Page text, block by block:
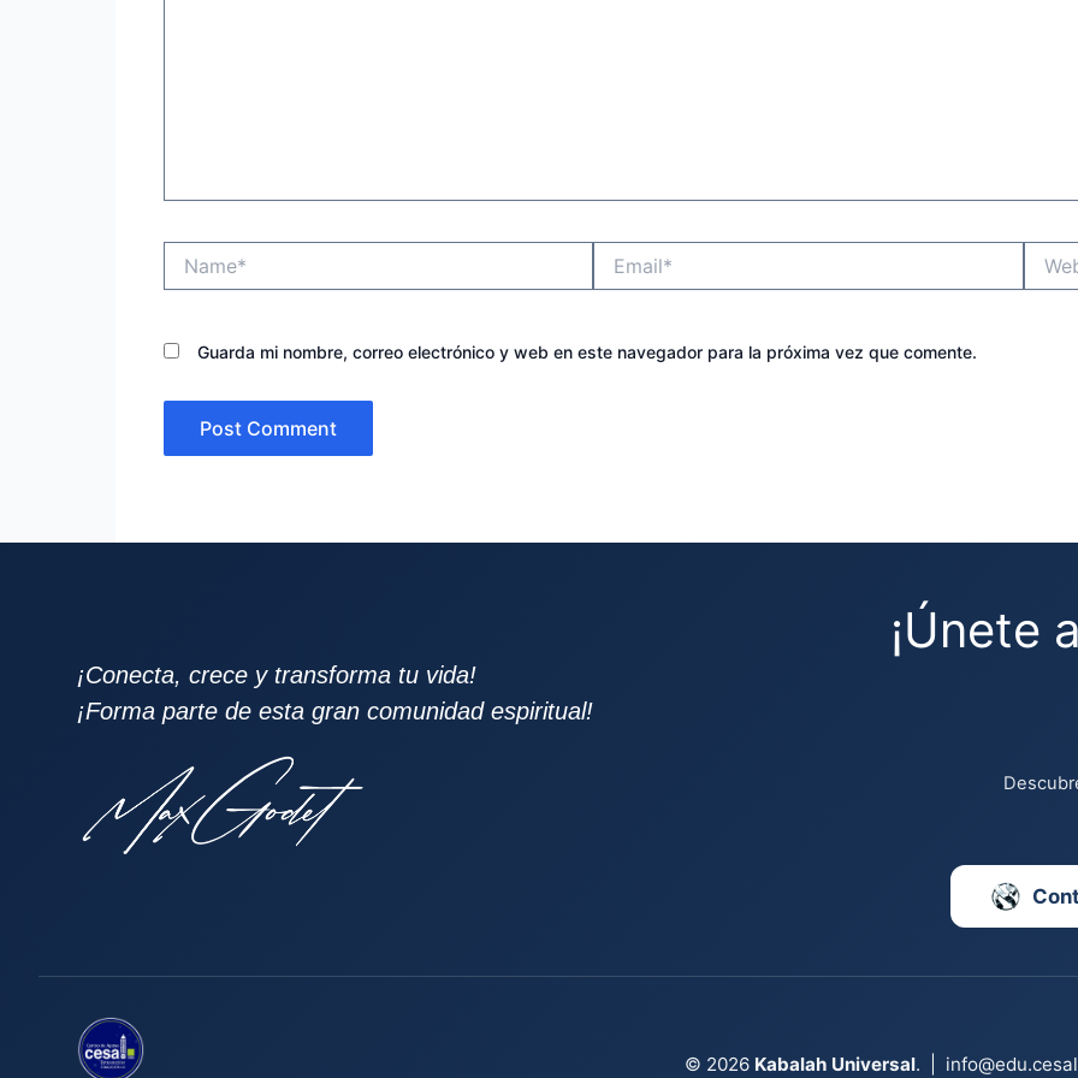
Guarda mi nombre, correo electrónico y web en este navegador para la próxima vez que comente.
¡Conecta, crece y transforma tu vida!
¡Forma parte de esta gran comunidad espiritual!
¡Únete
© 2026 Kabalah Universal.